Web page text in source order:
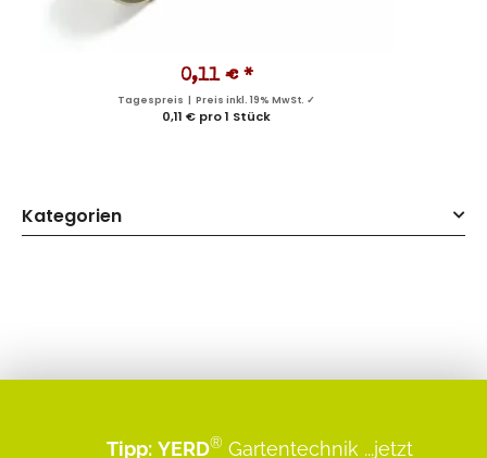
0,11 € *
Tagespreis | Preis inkl. 19% MwSt. ✓
0,11 € pro 1 Stück
Kategorien
Tipp: YERD® Gartentechnik ...jetzt